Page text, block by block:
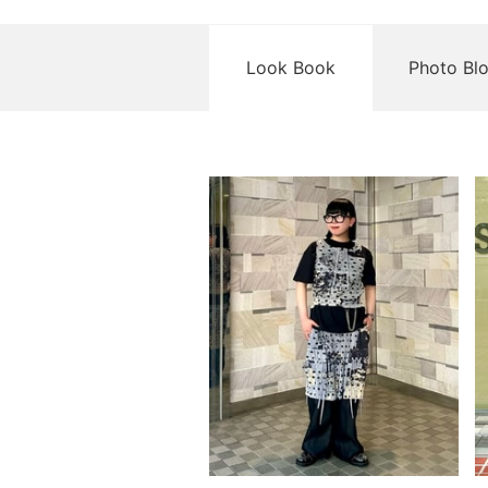
Look Book Photo